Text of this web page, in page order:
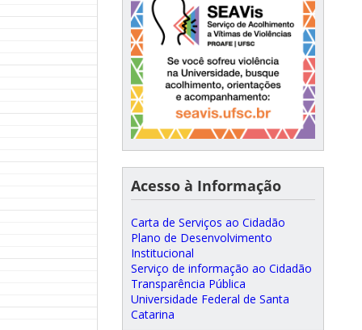
Acesso à Informação
Carta de Serviços ao Cidadão
Plano de Desenvolvimento
Institucional
Serviço de informação ao Cidadão
Transparência Pública
Universidade Federal de Santa
Catarina